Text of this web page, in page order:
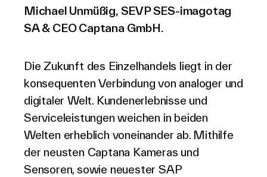
Michael Unmüßig, SEVP SES-imagotag
SA & CEO Captana GmbH.
Die Zukunft des Einzelhandels liegt in der
konsequenten Verbindung von analoger und
digitaler Welt. Kundenerlebnisse und
Serviceleistungen weichen in beiden
Welten erheblich voneinander ab. Mithilfe
der neusten Captana Kameras und
Sensoren, sowie neuester SAP